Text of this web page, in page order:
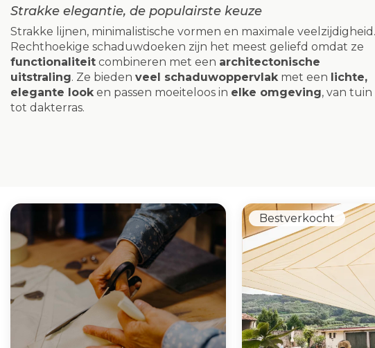
Strakke elegantie, de populairste keuze
Strakke lijnen, minimalistische vormen en maximale veelzijdigheid.
Rechthoekige schaduwdoeken zijn het meest geliefd omdat ze
functionaliteit combineren met een architectonische
uitstraling. Ze bieden veel schaduwoppervlakmet een lichte,
elegante looken passen moeiteloos in elke omgeving, van tuin
tot dakterras.
Bestverkocht